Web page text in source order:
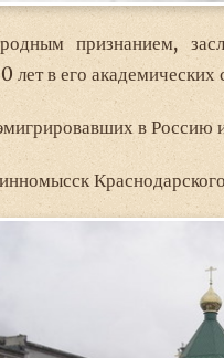
признанием,
в его академических
в Россию